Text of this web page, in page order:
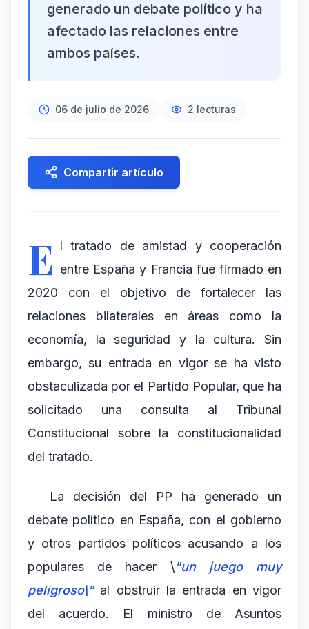
generado un debate político y ha
afectado las relaciones entre
ambos países.
06 de julio de 2026 2 lecturas
Compartir artículo
E l tratado de amistad y cooperación
entre España y Francia fue firmado en
2020 con el objetivo de fortalecer las
relaciones bilaterales en áreas como la
economía, la seguridad y la cultura. Sin
embargo, su entrada en vigor se ha visto
obstaculizada por el Partido Popular, que ha
solicitado una consulta al Tribunal
Constitucional sobre la constitucionalidad
del tratado.
La decisión del PP ha generado un
debate político en España, con el gobierno
y otros partidos políticos acusando a los
populares de hacer \"un juego muy
peligroso\"al obstruir la entrada en vigor
del acuerdo. El ministro de Asuntos